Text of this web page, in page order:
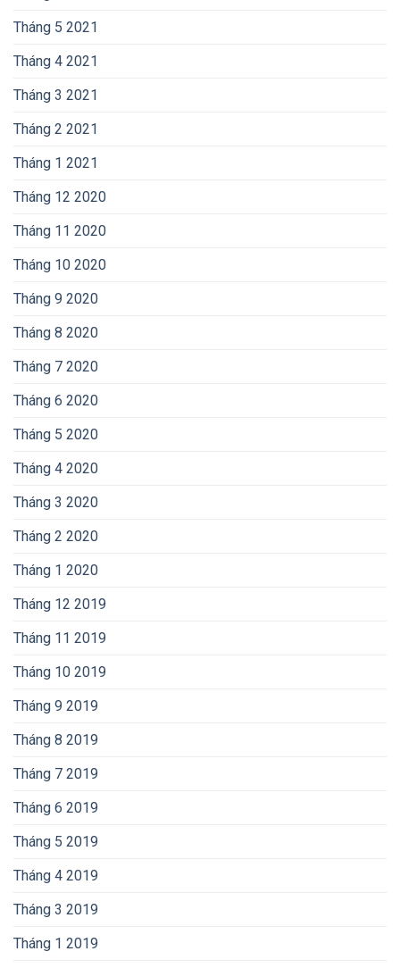
Tháng 5 2021
Tháng 4 2021
Tháng 3 2021
Tháng 2 2021
Tháng 1 2021
Tháng 12 2020
Tháng 11 2020
Tháng 10 2020
Tháng 9 2020
Tháng 8 2020
Tháng 7 2020
Tháng 6 2020
Tháng 5 2020
Tháng 4 2020
Tháng 3 2020
Tháng 2 2020
Tháng 1 2020
Tháng 12 2019
Tháng 11 2019
Tháng 10 2019
Tháng 9 2019
Tháng 8 2019
Tháng 7 2019
Tháng 6 2019
Tháng 5 2019
Tháng 4 2019
Tháng 3 2019
Tháng 1 2019